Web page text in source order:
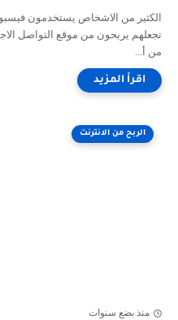
الكثير من الاشخاص يستخدمون
تجعلهم يربحون من موقع التواصل
من أ...
الربح من الانترنت
منذ بضع سنوات